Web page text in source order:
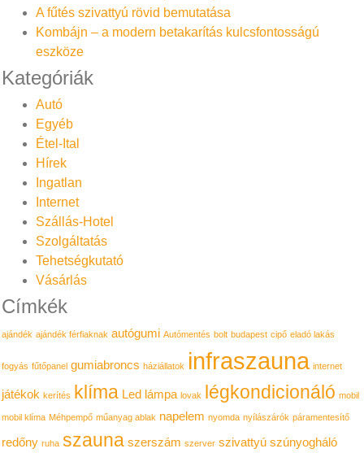
A fűtés szivattyú rövid bemutatása
Kombájn – a modern betakarítás kulcsfontosságú
eszköze
Kategóriák
Autó
Egyéb
Étel-Ital
Hírek
Ingatlan
Internet
Szállás-Hotel
Szolgáltatás
Tehetségkutató
Vásárlás
Címkék
ajándék ajándék férfiaknak autógumi Autómentés bolt budapest cipő eladó lakás
fogyás fűtőpanel gumiabroncs háziállatok infraszauna internet
játékok kerítés klíma Led lámpa lovak légkondicionáló mobil
mobil klíma Méhpempő műanyag ablak napelem nyomda nyílászárók páramentesítő
redőny ruha szauna szerszám szerver szivattyú szúnyogháló